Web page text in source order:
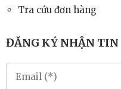
Tra cứu đơn hàng
ĐĂNG KÝ NHẬN TIN